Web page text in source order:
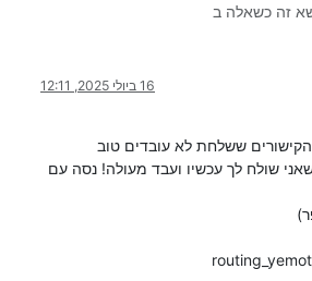
זה כשאלה ב
16 ביולי 2025, 12:11
ששלחת לא עובדים טוב
שאני שולח לך עכשיו ועבד מעולה! נסה עם